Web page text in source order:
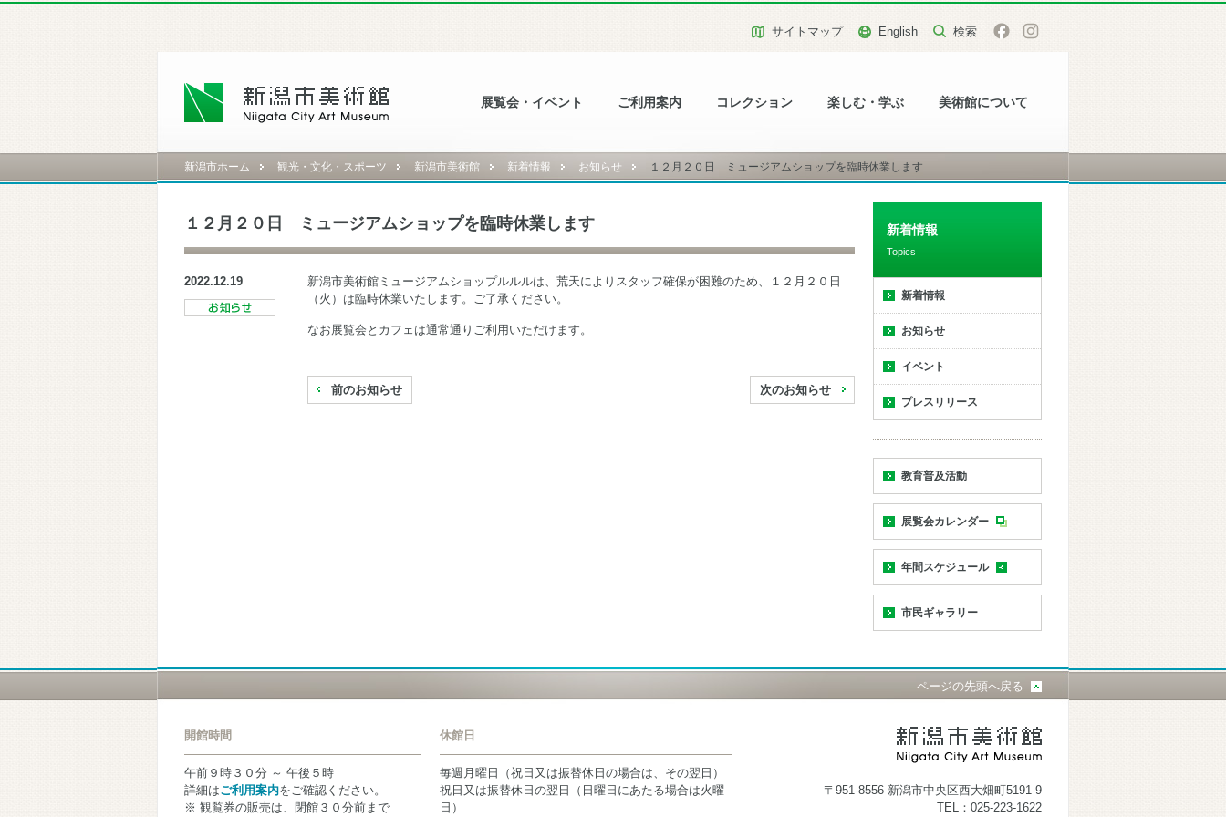
展覧会・イベント ご利用案内 コレクション 楽しむ・学ぶ 美術館について
サイトマップ English
新潟市ホーム 観光・文化・スポーツ 新潟市美術館 新着情報 お知らせ １２月２０日 ミュージアムショップを臨時休業します
１２月２０日 ミュージアムショップを臨時休業します
2022.12.19
新潟市美術館ミュージアムショップルルルは、荒天によりスタッフ確保が困難のため、１２月２０日
（火）は臨時休業いたします。ご了承ください。
なお展覧会とカフェは通常通りご利用いただけます。
前のお知らせ 次のお知らせ
新着情報
Topics
新着情報
お知らせ
イベント
プレスリリース
教育普及活動
展覧会カレンダー
年間スケジュール
市民ギャラリー
ページの先頭へ戻る
開館時間
午前９時３０分 ～ 午後５時
詳細はご利用案内をご確認ください。
※ 観覧券の販売は、閉館３０分前まで
休館日
毎週月曜日（祝日又は振替休日の場合は、その翌日）
祝日又は振替休日の翌日（日曜日にあたる場合は火曜
日）
〒951-8556 新潟市中央区西大畑町5191-9
TEL：025-223-1622